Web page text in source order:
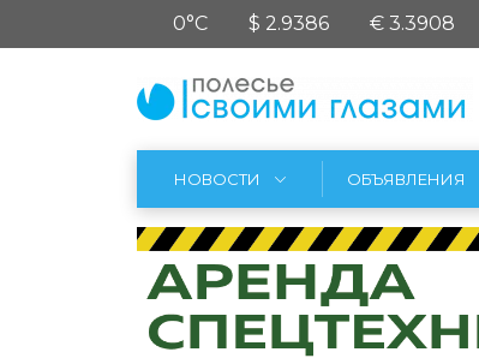
0°C $ 2.9386 € 3.3908
НОВОСТИ ОБЪЯВЛЕНИЯ